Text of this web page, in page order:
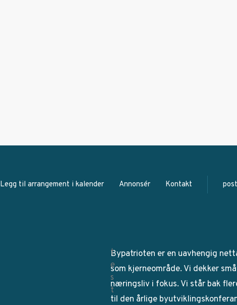
Legg til arrangement i kalender Annonsér Kontakt
Bypatrioten er en uavhengig
som kjerneområde. Vi dekker
næringsliv i fokus. Vi står bak
til den årlige